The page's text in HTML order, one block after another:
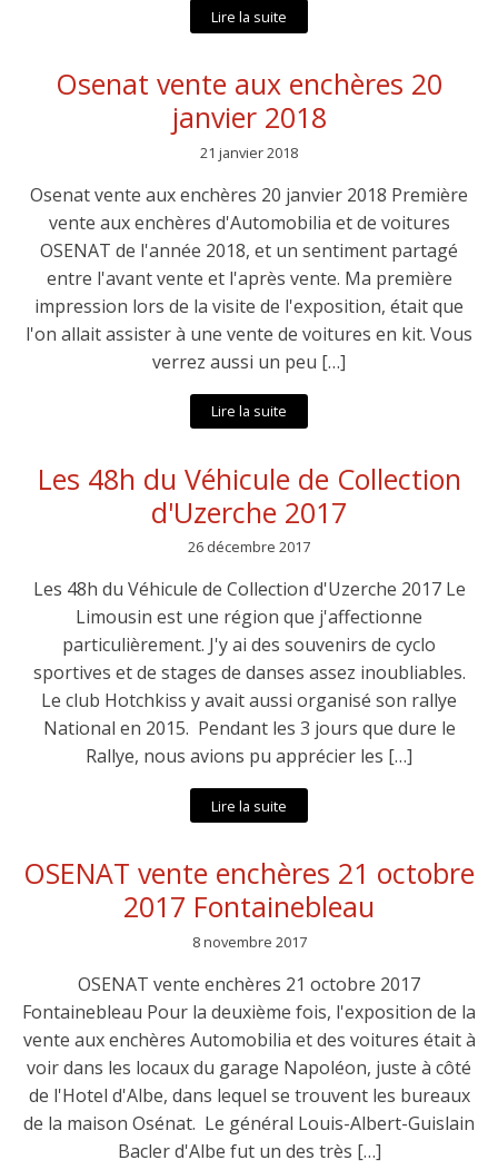
Lire la suite
Osenat vente aux enchères 20
janvier 2018
21 janvier 2018
Osenat vente aux enchères 20 janvier 2018 Première
vente aux enchères d'Automobilia et de voitures
OSENAT de l'année 2018, et un sentiment partagé
entre l'avant vente et l'après vente. Ma première
impression lors de la visite de l'exposition, était que
l'on allait assister à une vente de voitures en kit. Vous
verrez aussi un peu […]
Lire la suite
Les 48h du Véhicule de Collection
d'Uzerche 2017
26 décembre 2017
Les 48h du Véhicule de Collection d'Uzerche 2017 Le
Limousin est une région que j'affectionne
particulièrement. J'y ai des souvenirs de cyclo
sportives et de stages de danses assez inoubliables.
Le club Hotchkiss y avait aussi organisé son rallye
National en 2015. Pendant les 3 jours que dure le
Rallye, nous avions pu apprécier les […]
Lire la suite
OSENAT vente enchères 21 octobre
2017 Fontainebleau
8 novembre 2017
OSENAT vente enchères 21 octobre 2017
Fontainebleau Pour la deuxième fois, l'exposition de la
vente aux enchères Automobilia et des voitures était à
voir dans les locaux du garage Napoléon, juste à côté
de l'Hotel d'Albe, dans lequel se trouvent les bureaux
de la maison Osénat. Le général Louis-Albert-Guislain
Bacler d'Albe fut un des très […]